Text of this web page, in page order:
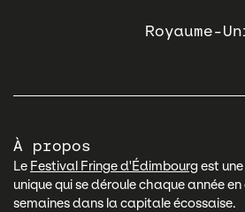
Royaume-
À propos
Le Festival Fringe d'Édimbourg est
unique qui se déroule chaque année
semaines dans la capitale écossaise.